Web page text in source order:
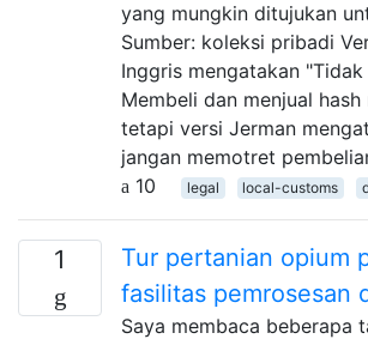
yang mungkin ditujukan
Sumber: koleksi pribadi
Inggris mengatakan
Membeli dan menjual hash
tetapi versi Jerman
jangan memotret
10
legal local-customs
1
Tur pertanian opium
fasilitas pemrosesan
Saya membaca beberapa